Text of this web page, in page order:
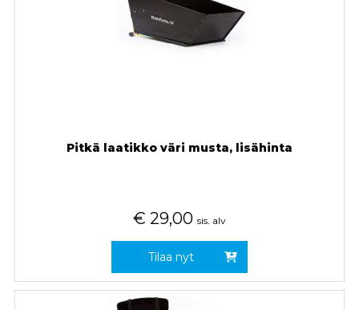
Pitkä laatikko väri musta, lisähinta
€ 29,00 sis. alv
Tilaa nyt